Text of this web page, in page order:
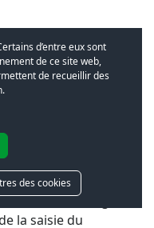
la fonction
blog
des commentaires
données à
déterminer quelles
concernées grâce
la saisie du
d’entre eux sont
de ce site web,
de recueillir des
des cookies